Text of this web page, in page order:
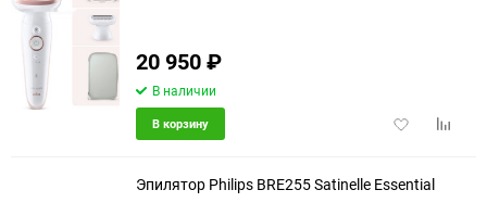
20 950₽
В наличии
Добавить
В корзину
Эпилятор Philips BRE255 Satinelle Essential